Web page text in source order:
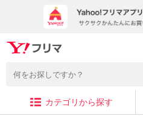
カテゴリから探す